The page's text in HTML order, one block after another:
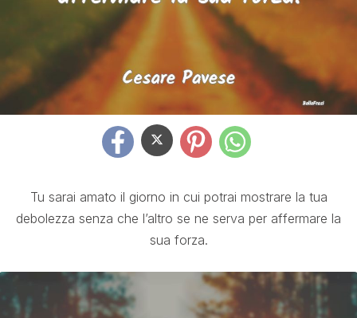
Tu sarai amato il giorno in cui potrai mostrare la tua
debolezza senza che l’altro se ne serva per affermare la
sua forza.